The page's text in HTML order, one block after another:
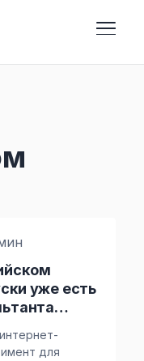
уже есть
для